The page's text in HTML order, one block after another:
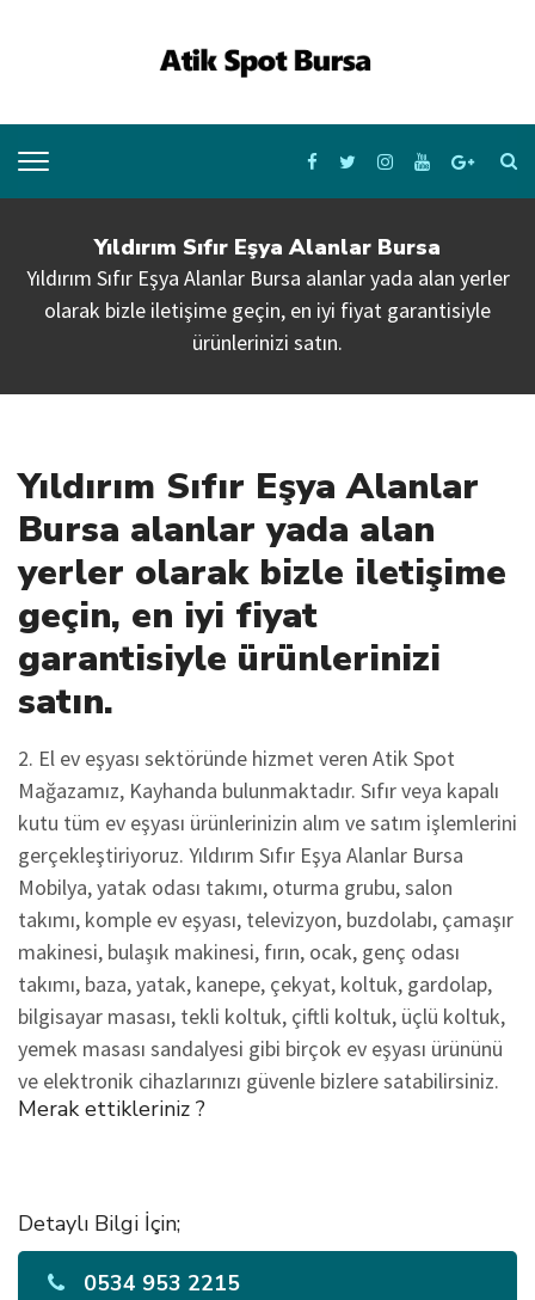
Yıldırım Sıfır Eşya Alanlar Bursa
Yıldırım Sıfır Eşya Alanlar Bursa alanlar yada alan yerler
olarak bizle iletişime geçin, en iyi fiyat garantisiyle
ürünlerinizi satın.
Yıldırım Sıfır Eşya Alanlar
Bursa alanlar yada alan
yerler olarak bizle iletişime
geçin, en iyi fiyat
garantisiyle ürünlerinizi
satın.
2. El ev eşyası sektöründe hizmet veren Atik Spot
Mağazamız, Kayhanda bulunmaktadır. Sıfır veya kapalı
kutu tüm ev eşyası ürünlerinizin alım ve satım işlemlerini
gerçekleştiriyoruz. Yıldırım Sıfır Eşya Alanlar Bursa
Mobilya, yatak odası takımı, oturma grubu, salon
takımı, komple ev eşyası, televizyon, buzdolabı, çamaşır
makinesi, bulaşık makinesi, fırın, ocak, genç odası
takımı, baza, yatak, kanepe, çekyat, koltuk, gardolap,
bilgisayar masası, tekli koltuk, çiftli koltuk, üçlü koltuk,
yemek masası sandalyesi gibi birçok ev eşyası ürününü
ve elektronik cihazlarınızı güvenle bizlere satabilirsiniz.
Merak ettikleriniz ?
Detaylı Bilgi İçin;
0534 953 2215